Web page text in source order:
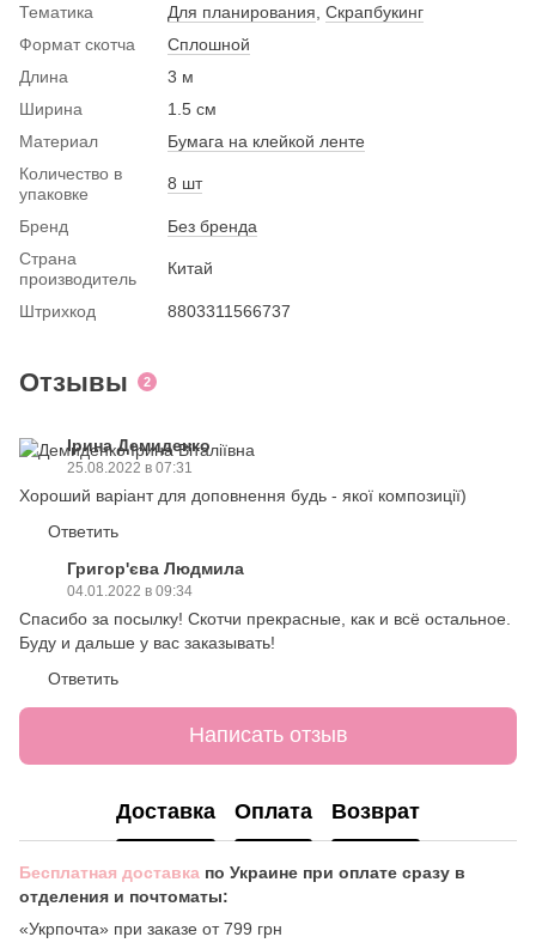
Тематика Для планирования Скрапбукинг
Формат скотча
Сплошной
Длина
3 м
Ширина
1.5 см
Материал
Бумага на клейкой ленте
Количество в
упаковке
8 шт
Бренд
Без бренда
Страна
производитель
Китай
Штрихкод 8803311566737
Отзывы 2
Ірина Демиденко
25.08.2022 в 07:31
Хороший варіант для доповнення будь - якої композиції)
Ответить
Григор'єва Людмила
04.01.2022 в 09:34
Спасибо за посылку! Скотчи прекрасные, как и всё остальное.
Буду и дальше у вас заказывать!
Ответить
Написать отзыв
Доставка Оплата Возврат
Бесплатная доставка по Украине при оплате сразу в
отделения и почтоматы:
«Укрпочта» при заказе от 799 грн